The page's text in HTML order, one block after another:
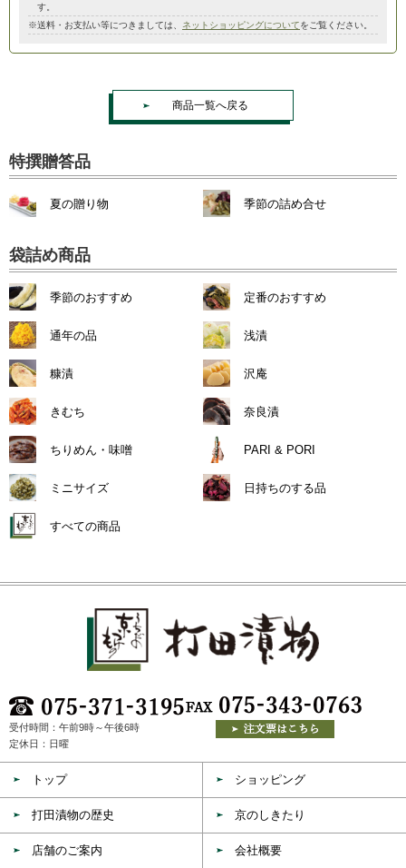
す。
※送料・お支払い等につきましては、 ネットショッピングについてをご覧ください。
商品一覧へ戻る
特撰贈答品
夏の贈り物 季節の詰め合せ
袋詰め商品
季節のおすすめ 定番のおすすめ
通年の品 浅漬
糠漬 沢庵
きむち 奈良漬
ちりめん・味噌 PARI & PORI
ミニサイズ 日持ちのする品
すべての商品
受付時間：午前9時～午後6時
定休日：日曜
トップ ショッピング
打田漬物の歴史 京のしきたり
店舗のご案内 会社概要